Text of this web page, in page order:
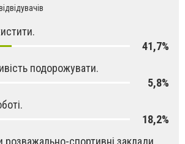
41,7%
подорожувати.
5,8%
18,2%
розважально-спортивні заклади.